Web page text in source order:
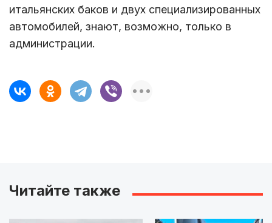
итальянских баков и двух специализированных
автомобилей, знают, возможно, только в
администрации.
Читайте также